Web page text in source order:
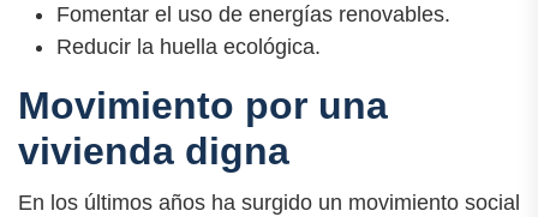
Fomentar el uso de energías renovables.
Reducir la huella ecológica.
Movimiento por una
vivienda digna
En los últimos años ha surgido un movimiento social